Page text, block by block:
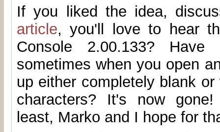
If you liked the idea,
article, you'll love to hear
Console 2.00.133?
sometimes when you open
up either completely blank
characters? It's now
least, Marko and I hope for